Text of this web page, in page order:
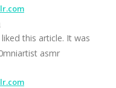
this article. It was
asmr